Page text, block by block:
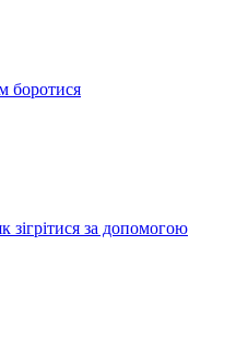
боротися
зігрітися за допомогою